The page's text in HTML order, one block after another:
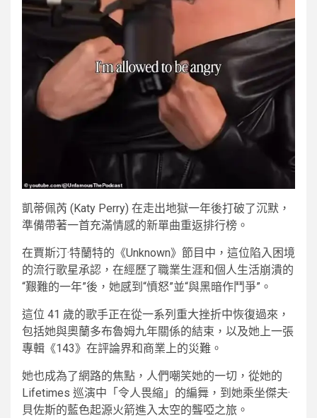
凱蒂佩芮 (Katy Perry) 在走出地獄一年後打破了沉默，
準備帶著一首充滿情感的新單曲重返排行榜。
在賈斯汀·特蘭特的《Unknown》節目中，這位陷入困境
的流行歌星承認，在經歷了職業生涯和個人生活崩潰的
“艱難的一年”後，她感到“憤怒”並“與黑暗作鬥爭”。
這位 41 歲的歌手正在從一系列重大挫折中恢復過來，
包括她與奧蘭多布魯姆九年關係的結束，以及她上一張
專輯《143》在評論界和商業上的災難。
她也成為了網路的焦點，人們嘲笑她的一切，從她的
Lifetimes 巡演中「令人畏縮」的編舞，到她乘坐傑夫·
貝佐斯的藍色起源火箭進入太空的聾啞之旅。